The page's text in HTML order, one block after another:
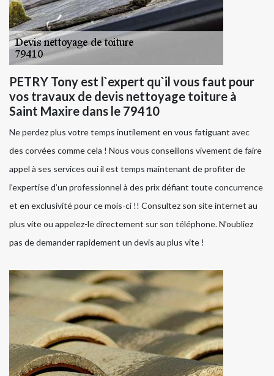
PETRY Tony est l`expert qu`il vous faut pour
vos travaux de devis nettoyage toiture à
Saint Maxire dans le 79410
Ne perdez plus votre temps inutilement en vous fatiguant avec
des corvées comme cela ! Nous vous conseillons vivement de faire
appel à ses services oui il est temps maintenant de profiter de
l’expertise d’un professionnel à des prix défiant toute concurrence
et en exclusivité pour ce mois-ci !! Consultez son site internet au
plus vite ou appelez-le directement sur son téléphone. N’oubliez
pas de demander rapidement un devis au plus vite !